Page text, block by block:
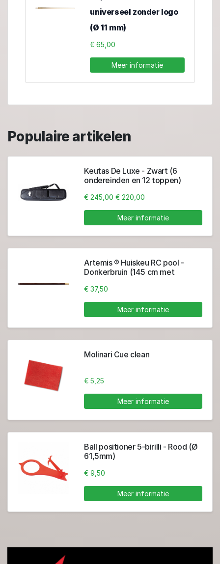
universeel zonder logo
(Ø 11 mm)
€ 65,00
Meer informatie
Populaire artikelen
Keutas De Luxe - Zwart (6
ondereinden en 12 toppen)
€ 245,00 € 220,00
Meer informatie
Artemis ® Huiskeu RC pool -
Donkerbruin (145 cm met
€ 37,50
Meer informatie
Molinari Cue clean
€ 5,25
Meer informatie
Ball positioner 5-birilli - Rood (Ø
61,5mm)
€ 9,50
Meer informatie